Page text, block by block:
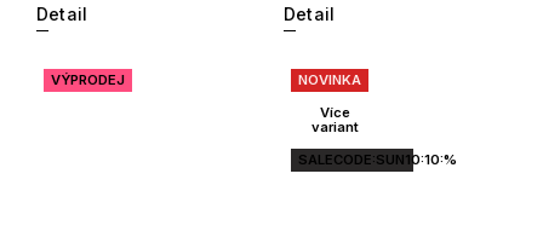
Detail Detail
VÝPRODEJ
NOVINKA
Více
variant
SALECODE:SUN10:10:%